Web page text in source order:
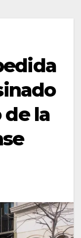
la